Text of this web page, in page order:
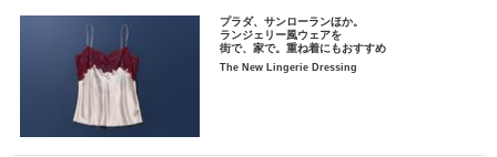
プラダ、サンローランほか。
ランジェリー風ウェアを
街で、家で。重ね着にもおすすめ
The New Lingerie Dressing